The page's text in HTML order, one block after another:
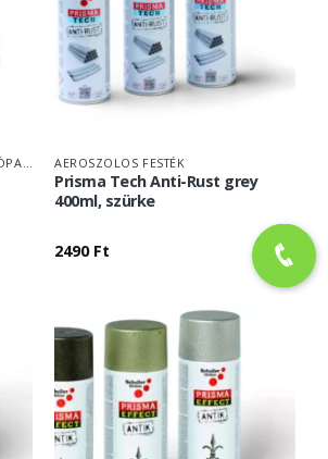
AEROSZOLOS FESTÉK
Prisma Tech Anti-Rust grey
400ml, szürke
2490 Ft